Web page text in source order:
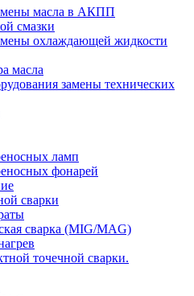
масла в АКПП
смазки
охлаждающей жидкости
масла
замены технических
ламп
фонарей
сварки
сварка (MIG/MAG)
точечной сварки.